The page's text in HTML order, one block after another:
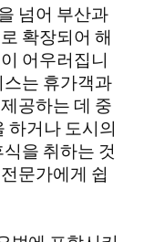
넘어 부산과
확장되어 해
어우러집니
는 휴가객과
공하는 데 중
하거나 도시의
을 취하는 것
문가에게 쉽